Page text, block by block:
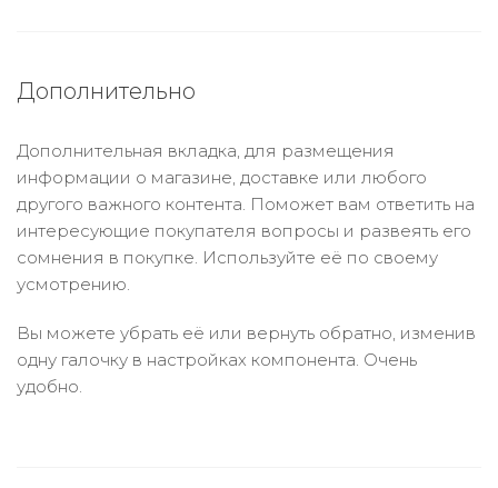
Дополнительно
Дополнительная вкладка, для размещения
информации о магазине, доставке или любого
другого важного контента. Поможет вам ответить на
интересующие покупателя вопросы и развеять его
сомнения в покупке. Используйте её по своему
усмотрению.
Вы можете убрать её или вернуть обратно, изменив
одну галочку в настройках компонента. Очень
удобно.